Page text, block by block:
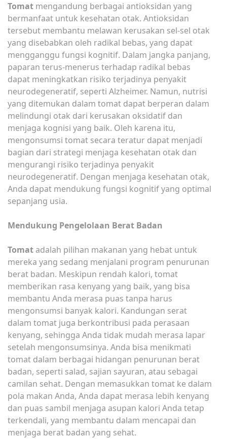
Tomat mengandung berbagai antioksidan yang
bermanfaat untuk kesehatan otak. Antioksidan
tersebut membantu melawan kerusakan sel-sel otak
yang disebabkan oleh radikal bebas, yang dapat
mengganggu fungsi kognitif. Dalam jangka panjang,
paparan terus-menerus terhadap radikal bebas
dapat meningkatkan risiko terjadinya penyakit
neurodegeneratif, seperti Alzheimer. Namun, nutrisi
yang ditemukan dalam tomat dapat berperan dalam
melindungi otak dari kerusakan oksidatif dan
menjaga kognisi yang baik. Oleh karena itu,
mengonsumsi tomat secara teratur dapat menjadi
bagian dari strategi menjaga kesehatan otak dan
mengurangi risiko terjadinya penyakit
neurodegeneratif. Dengan menjaga kesehatan otak,
Anda dapat mendukung fungsi kognitif yang optimal
sepanjang usia.
Mendukung Pengelolaan Berat Badan
Tomat adalah pilihan makanan yang hebat untuk
mereka yang sedang menjalani program penurunan
berat badan. Meskipun rendah kalori, tomat
memberikan rasa kenyang yang baik, yang bisa
membantu Anda merasa puas tanpa harus
mengonsumsi banyak kalori. Kandungan serat
dalam tomat juga berkontribusi pada perasaan
kenyang, sehingga Anda tidak mudah merasa lapar
setelah mengonsumsinya. Anda bisa menikmati
tomat dalam berbagai hidangan penurunan berat
badan, seperti salad, sajian sayuran, atau sebagai
camilan sehat. Dengan memasukkan tomat ke dalam
pola makan Anda, Anda dapat merasa lebih kenyang
dan puas sambil menjaga asupan kalori Anda tetap
terkendali, yang membantu dalam mencapai dan
menjaga berat badan yang sehat.